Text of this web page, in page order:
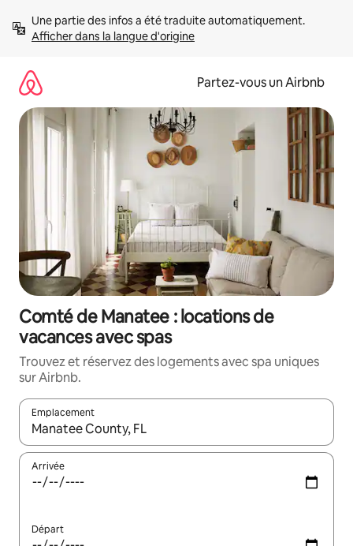
directement
Afficher dans la langue d'origine
Partez-vous un Airbnb
Comté de Manatee : locations de
vacances avec spas
Trouvez et réservez des logements avec spa uniques
sur Airbnb.
Emplacement
Quand les résultats sont affichés, parcourez-les en utilisant
Arrivée
Départ